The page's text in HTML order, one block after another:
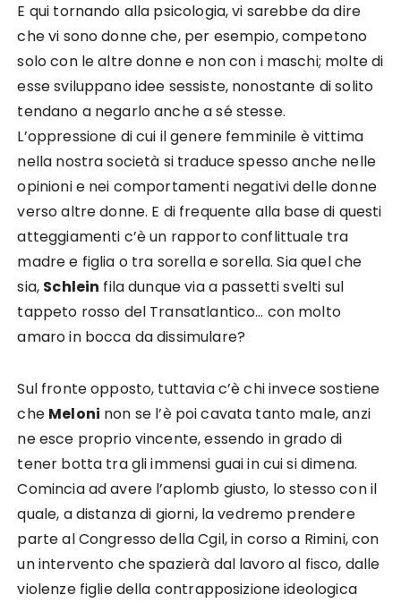
E qui tornando alla psicologia, vi sarebbe da dire
che vi sono donne che, per esempio, competono
solo con le altre donne e non con i maschi; molte di
esse sviluppano idee sessiste, nonostante di solito
tendano a negarlo anche a sé stesse.
L’oppressione di cui il genere femminile è vittima
nella nostra società si traduce spesso anche nelle
opinioni e nei comportamenti negativi delle donne
verso altre donne. E di frequente alla base di questi
atteggiamenti c’è un rapporto conflittuale tra
madre e figlia o tra sorella e sorella. Sia quel che
sia, Schlein fila dunque via a passetti svelti sul
tappeto rosso del Transatlantico… con molto
amaro in bocca da dissimulare?
Sul fronte opposto, tuttavia c’è chi invece sostiene
che Meloni non se l’è poi cavata tanto male, anzi
ne esce proprio vincente, essendo in grado di
tener botta tra gli immensi guai in cui si dimena.
Comincia ad avere l’aplomb giusto, lo stesso con il
quale, a distanza di giorni, la vedremo prendere
parte al Congresso della Cgil, in corso a Rimini, con
un intervento che spazierà dal lavoro al fisco, dalle
violenze figlie della contrapposizione ideologica